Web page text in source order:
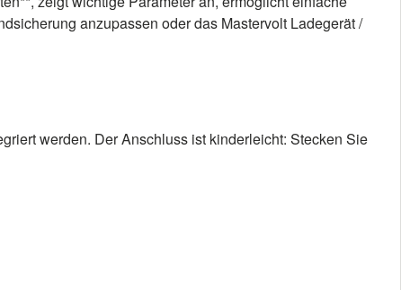
anzupassen oder das Mastervolt Ladegerät /
werden. Der Anschluss ist kinderleicht: Stecken Sie